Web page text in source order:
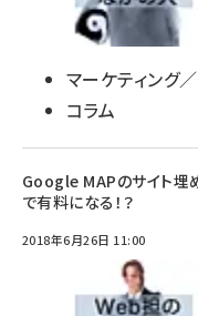
マーケティング
コラム
Google MAPのサイト埋
で有料になる！？
2018年6月26日 11:00